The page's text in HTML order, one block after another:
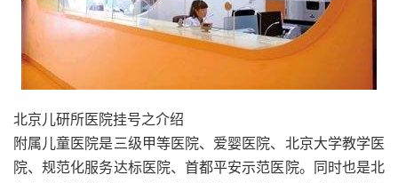
北京儿研所医院挂号之介绍
附属儿童医院是三级甲等医院、爱婴医院、北京大学教学医
院、规范化服务达标医院、首都平安示范医院。同时也是北